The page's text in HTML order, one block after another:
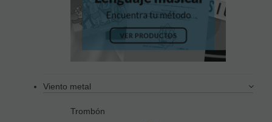
Viento metal
Trombón